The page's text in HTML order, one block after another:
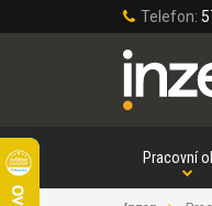
Telefon:
Pracovní